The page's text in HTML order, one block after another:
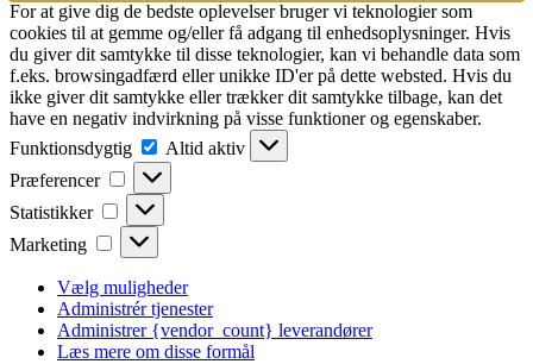
For at give dig de bedste oplevelser bruger vi teknologier som
cookies til at gemme og/eller få adgang til enhedsoplysninger. Hvis
du giver dit samtykke til disse teknologier, kan vi behandle data som
f.eks. browsingadfærd eller unikke ID'er på dette websted. Hvis du
ikke giver dit samtykke eller trækker dit samtykke tilbage, kan det
have en negativ indvirkning på visse funktioner og egenskaber.
Funktionsdygtig
Funktionsdygtig
Altid aktiv
Præferencer
Præferencer
Statistikker Statistikker
Marketing Marketing
Vælg muligheder
Administrér tjenester
Administrer {vendor_count} leverandører
Læs mere om disse formål